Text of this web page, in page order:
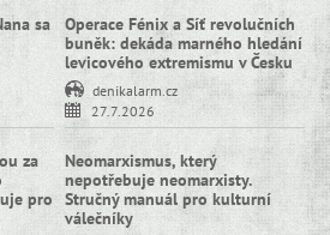
sa
Operace Fénix a Síť revolučních
buněk: dekáda marného hledání
levicového extremismu v Česku
denikalarm.cz
27.7.2026
za
pro
Neomarxismus, který
nepotřebuje neomarxisty.
Stručný manuál pro kulturní
válečníky